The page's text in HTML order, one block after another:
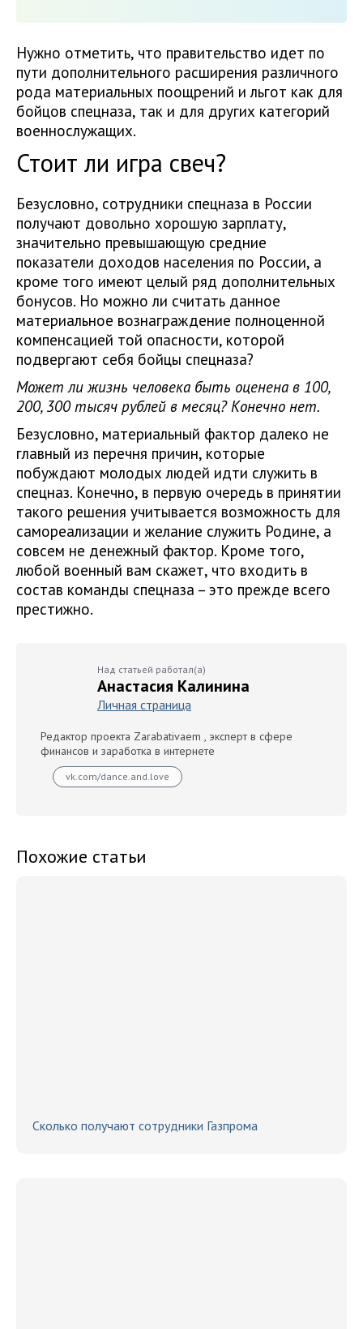
Нужно отметить, что правительство идет по
пути дополнительного расширения различного
рода материальных поощрений и льгот как для
бойцов спецназа, так и для других категорий
военнослужащих.
Стоит ли игра свеч?
Безусловно, сотрудники спецназа в России
получают довольно хорошую зарплату,
значительно превышающую средние
показатели доходов населения по России, а
кроме того имеют целый ряд дополнительных
бонусов. Но можно ли считать данное
материальное вознаграждение полноценной
компенсацией той опасности, которой
подвергают себя бойцы спецназа?
Может ли жизнь человека быть оценена в 100,
200, 300 тысяч рублей в месяц? Конечно нет.
Безусловно, материальный фактор далеко не
главный из перечня причин, которые
побуждают молодых людей идти служить в
спецназ. Конечно, в первую очередь в принятии
такого решения учитывается возможность для
самореализации и желание служить Родине, а
совсем не денежный фактор. Кроме того,
любой военный вам скажет, что входить в
состав команды спецназа – это прежде всего
престижно.
Над статьей работал(а)
Анастасия Калинина
Личная страница
Редактор проекта Zarabativaem , эксперт в сфере
финансов и заработка в интернете
vk.com/dance.and.love
Похожие статьи
Сколько получают сотрудники Газпрома